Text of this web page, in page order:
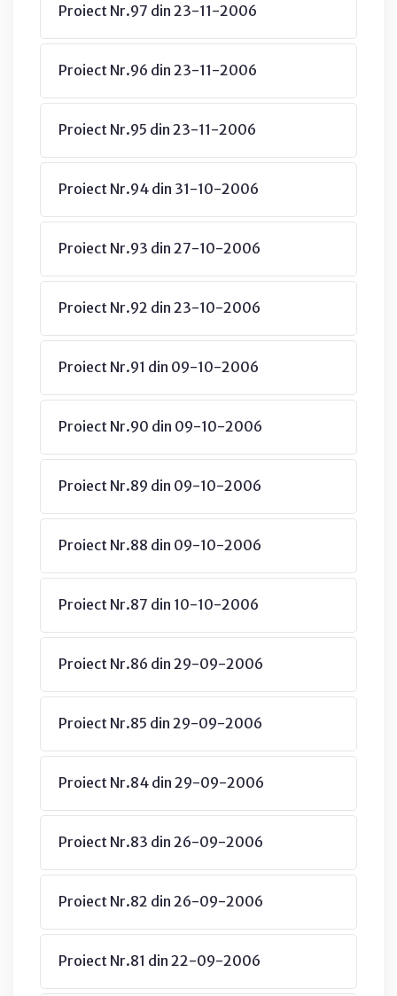
Proiect Nr.97 din 23-11-2006
Proiect Nr.96 din 23-11-2006
Proiect Nr.95 din 23-11-2006
Proiect Nr.94 din 31-10-2006
Proiect Nr.93 din 27-10-2006
Proiect Nr.92 din 23-10-2006
Proiect Nr.91 din 09-10-2006
Proiect Nr.90 din 09-10-2006
Proiect Nr.89 din 09-10-2006
Proiect Nr.88 din 09-10-2006
Proiect Nr.87 din 10-10-2006
Proiect Nr.86 din 29-09-2006
Proiect Nr.85 din 29-09-2006
Proiect Nr.84 din 29-09-2006
Proiect Nr.83 din 26-09-2006
Proiect Nr.82 din 26-09-2006
Proiect Nr.81 din 22-09-2006